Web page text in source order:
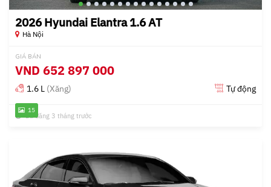
15
2026 Hyundai Elantra 1.6 AT
Hà Nội
GIÁ BÁN
VND 652 897 000
1.6 L (Xăng) Tự động
Đã đăng 3 tháng trước